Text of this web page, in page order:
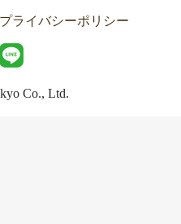
プライバシーポリシー
Co., Ltd.